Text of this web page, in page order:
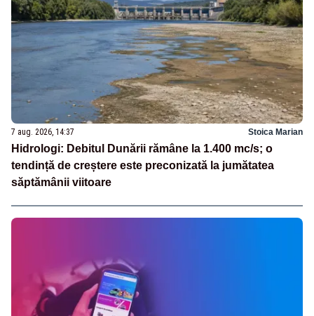
7 aug. 2026, 14:37 Stoica Marian
Hidrologi: Debitul Dunării rămâne la 1.400 mc/s; o
tendință de creștere este preconizată la jumătatea
săptămânii viitoare